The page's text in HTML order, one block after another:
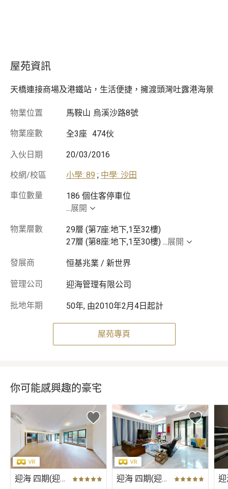
屋苑資訊
天橋連接商場及港鐵站，生活便捷，擁渡頭灣吐露港海景
物業位置 馬鞍山 烏溪沙路8號
物業座數 全3座 474伙
入伙日期 20/03/2016
校網/校區 小學: 89 ; 中學: 沙田
車位數量
...展開
物業層數
29層 (第7座:地下,1至32樓)
27層 (第8座:地下,1至30樓) ...展開
發展商 恒基兆業 / 新世界
管理公司 迎海管理有限公司
批地年期 50年, 由2010年2月4日起計
屋苑專頁
你可能感興趣的豪宅
迎海 四期(迎海．駿岸) 7座 低層 A室 迎海 四期(迎海．駿岸) 6座 A室